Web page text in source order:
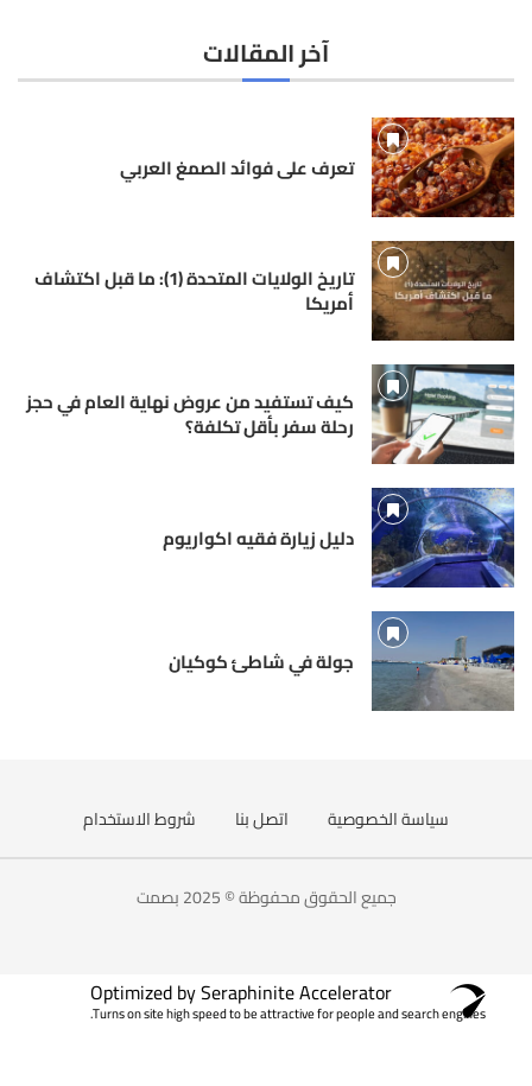
آخر المقالات
تعرف على فوائد الصمغ العربي
تاريخ الولايات المتحدة (1): ما قبل اكتشاف
أمريكا
كيف تستفيد من عروض نهاية العام في حجز
رحلة سفر بأقل تكلفة؟
دليل زيارة فقيه اكواريوم
جولة في شاطئ كوكيان
سياسة الخصوصية اتصل بنا شروط الاستخدام
جميع الحقوق محفوظة © 2025 بصمت
Optimized by Seraphinite Accelerator
Turns on site high speed to be attractive for people and search engines.